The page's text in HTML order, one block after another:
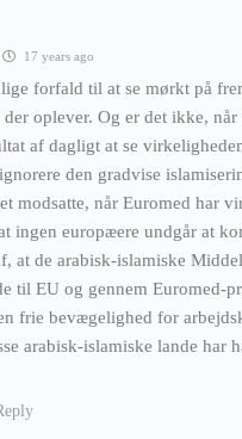
17 years ago
forfald til at se mørkt på
der oplever. Og er det ikke,
af dagligt at se
den gradvise
modsatte, når Euromed har
ingen europæere undgår at
at de arabisk-islamiske
til EU og gennem Euromed-
frie bevægelighed for
arabisk-islamiske lande har